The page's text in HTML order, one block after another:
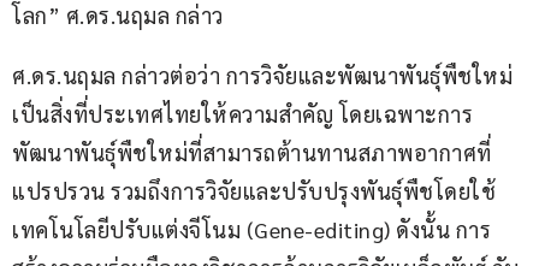
โลก” ศ.ดร.นฤมล กล่าว
ศ.ดร.นฤมล กล่าวต่อว่า การวิจัยและพัฒนาพันธุ์พืชใหม่
เป็นสิ่งที่ประเทศไทยให้ความสำคัญ โดยเฉพาะการ
พัฒนาพันธุ์พืชใหม่ที่สามารถต้านทานสภาพอากาศที่
แปรปรวน รวมถึงการวิจัยและปรับปรุงพันธุ์พืชโดยใช้
เทคโนโลยีปรับแต่งจีโนม (Gene-editing) ดังนั้น การ